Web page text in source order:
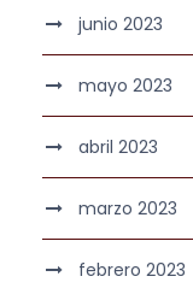
junio 2023
mayo 2023
abril 2023
marzo 2023
febrero 2023